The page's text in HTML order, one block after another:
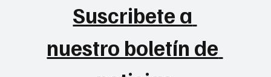
Suscribete a
nuestro boletín de